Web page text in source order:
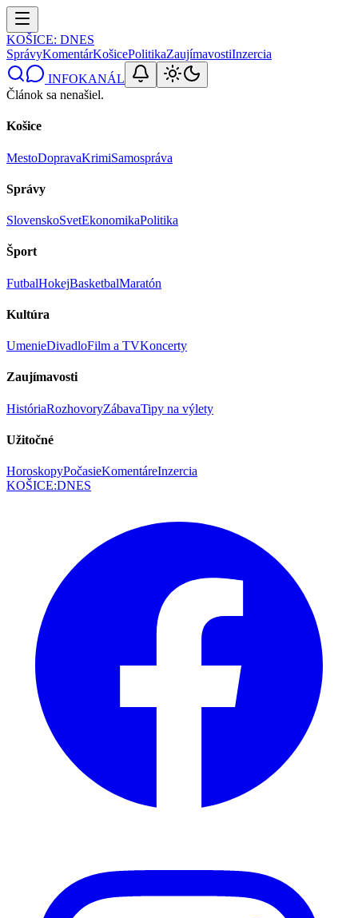
KOŠICE: DNES
SprávyKomentárKošicePolitikaZaujímavostiInzercia
INFOKANÁL
Článok sa nenašiel.
Košice
MestoDopravaKrimiSamospráva
Správy
SlovenskoSvetEkonomikaPolitika
Šport
FutbalHokejBasketbalMaratón
Kultúra
UmenieDivadloFilm a TVKoncerty
Zaujímavosti
HistóriaRozhovoryZábavaTipy na výlety
Užitočné
HoroskopyPočasieKomentáreInzercia
KOŠICE:DNES